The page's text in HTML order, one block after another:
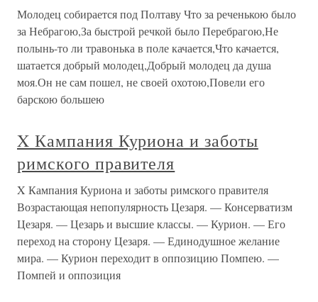
Молодец собирается под Полтаву Что за реченькою было
за Небрагою,За быстрой речкой было Перебрагою,Не
полынь-то ли травонька в поле качается,Что качается,
шатается добрый молодец,Добрый молодец да душа
моя.Он не сам пошел, не своей охотою,Повели его
барскою большею
X Кампания Куриона и заботы
римского правителя
X Кампания Куриона и заботы римского правителя
Возрастающая непопулярность Цезаря. — Консерватизм
Цезаря. — Цезарь и высшие классы. — Курион. — Его
переход на сторону Цезаря. — Единодушное желание
мира. — Курион переходит в оппозицию Помпею. —
Помпей и оппозиция